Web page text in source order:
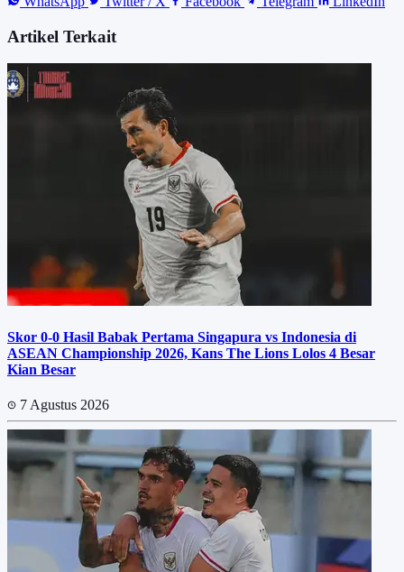
Artikel Terkait
Skor 0-0 Hasil Babak Pertama Singapura vs Indonesia di
ASEAN Championship 2026, Kans The Lions Lolos 4 Besar
Kian Besar
7 Agustus 2026